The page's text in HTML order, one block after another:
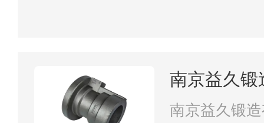
南京益久锻
南京益久锻